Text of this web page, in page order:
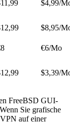
$4,99/
$8,95/
€6/Mo
$3,39/
FreeBSD GUI-
Sie grafische
auf einer